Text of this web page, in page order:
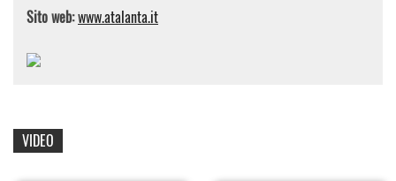
Sito web:www.atalanta.it
VIDEO